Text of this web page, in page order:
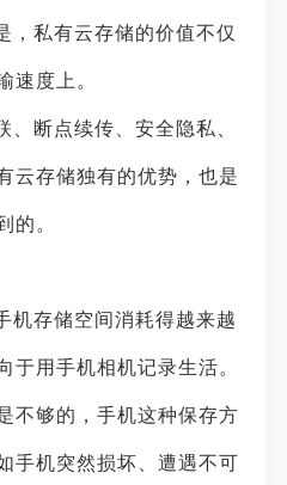
，私有云存储的价值不仅
速度上。
、断点续传、安全隐私、
云存储独有的优势，也是
的。
机存储空间消耗得越来越
于用手机相机记录生活。
不够的，手机这种保存方
手机突然损坏、遭遇不可